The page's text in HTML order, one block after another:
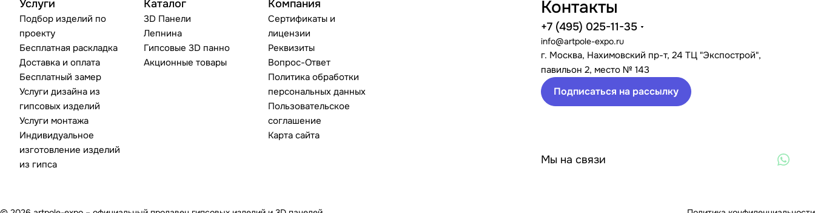
Услуги
Подбор изделий по
проекту
Бесплатная раскладка
Доставка и оплата
Бесплатный замер
Услуги дизайна из
гипсовых изделий
Услуги монтажа
Индивидуальное
изготовление изделий
из гипса
Каталог
3D Панели
Лепнина
Гипсовые 3D панно
Акционные товары
Компания
Сертификаты и
лицензии
Реквизиты
Вопрос-Ответ
Политика обработки
персональных данных
Пользовательское
соглашение
Карта сайта
Контакты
+7 (495) 025-11-35
info@artpole-expo.ru
г. Москва, Нахимовский пр-т, 24 ТЦ "Экспострой",
павильон 2, место № 143
Подписаться на рассылку
Мы на связи